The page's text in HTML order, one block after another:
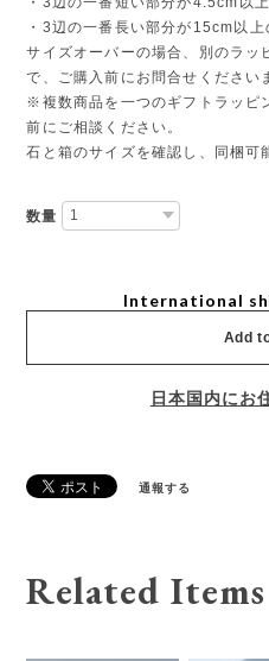
・3辺の一番長い部分が15cm以上
サイズオーバーの場合、別のラッ
で、ご購入前にお問合せください
※複数商品を一つのギフトラッピ
前にご相談ください。
石と箱のサイズを確認し、同梱可
数量
International
Add
日本国内にお
通報する
Related Items